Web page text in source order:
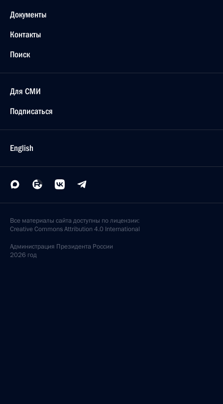
Документы
Контакты
Поиск
Для СМИ
Подписаться
English
Все материалы сайта доступны по лицензии:
Creative Commons Attribution 4.0 International
Администрация Президента России
2026 год